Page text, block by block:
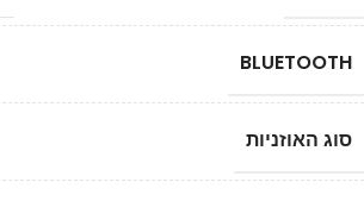
BLUETOOTH
סוג האוזניות